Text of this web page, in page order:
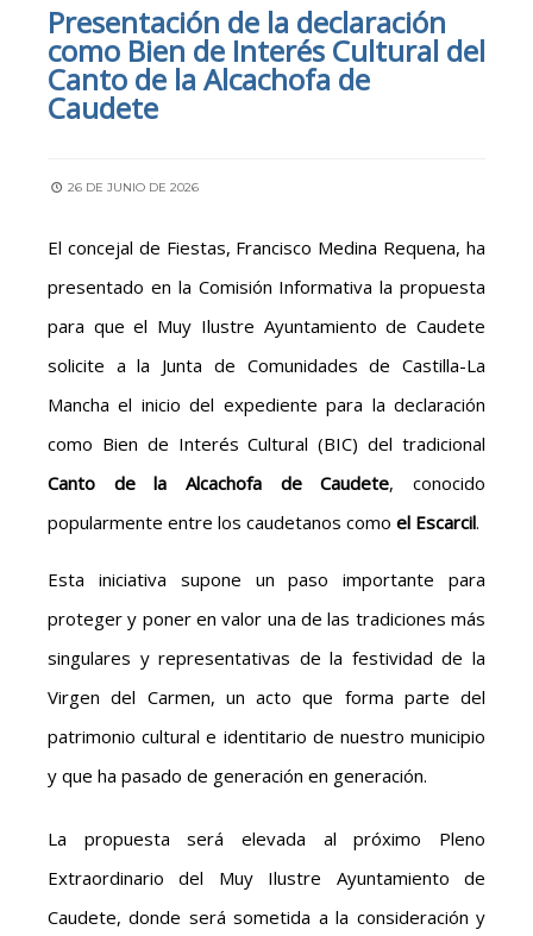
Presentación de la declaración
como Bien de Interés Cultural del
Canto de la Alcachofa de
Caudete
26 DE JUNIO DE 2026
El concejal de Fiestas, Francisco Medina Requena, ha
presentado en la Comisión Informativa la propuesta
para que el Muy Ilustre Ayuntamiento de Caudete
solicite a la Junta de Comunidades de Castilla-La
Mancha el inicio del expediente para la declaración
como Bien de Interés Cultural (BIC) del tradicional
Canto de la Alcachofa de Caudete, conocido
popularmente entre los caudetanos como el Escarcil.
Esta iniciativa supone un paso importante para
proteger y poner en valor una de las tradiciones más
singulares y representativas de la festividad de la
Virgen del Carmen, un acto que forma parte del
patrimonio cultural e identitario de nuestro municipio
y que ha pasado de generación en generación.
La propuesta será elevada al próximo Pleno
Extraordinario del Muy Ilustre Ayuntamiento de
Caudete, donde será sometida a la consideración y